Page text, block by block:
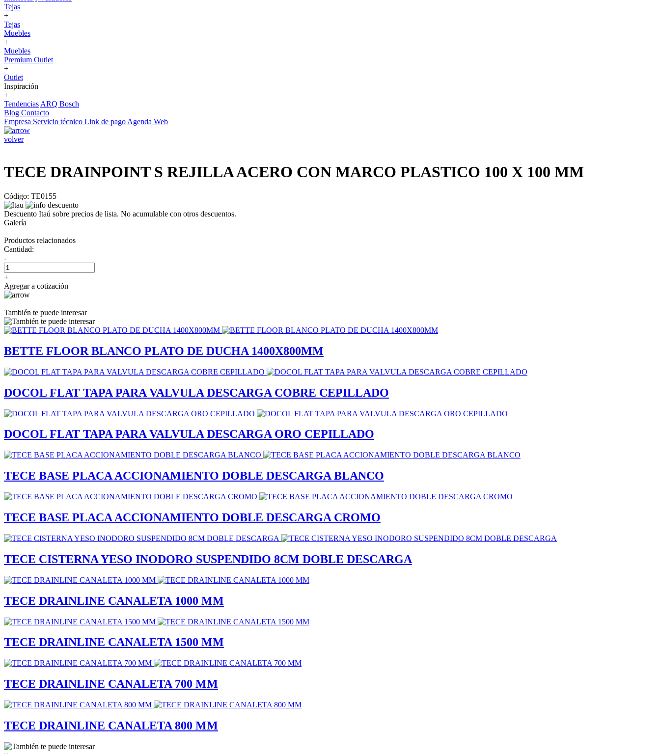
Tejas
+
Tejas
Muebles
+
Muebles
Premium Outlet
+
Outlet
Inspiración
+
Tendencias ARQ Bosch
Blog Contacto
Empresa Servicio técnico Link de pago Agenda Web
volver
TECE DRAINPOINT S REJILLA ACERO CON MARCO PLASTICO 100 X 100 MM
Código: TE0155
Descuento Itaú sobre precios de lista. No acumulable con otros descuentos.
Galería
Productos relacionados
Cantidad:
-
+
Agregar a cotización
También te puede interesar
BETTE FLOOR BLANCO PLATO DE DUCHA 1400X800MM
DOCOL FLAT TAPA PARA VALVULA DESCARGA COBRE CEPILLADO
DOCOL FLAT TAPA PARA VALVULA DESCARGA ORO CEPILLADO
TECE BASE PLACA ACCIONAMIENTO DOBLE DESCARGA BLANCO
TECE BASE PLACA ACCIONAMIENTO DOBLE DESCARGA CROMO
TECE CISTERNA YESO INODORO SUSPENDIDO 8CM DOBLE DESCARGA
TECE DRAINLINE CANALETA 1000 MM
TECE DRAINLINE CANALETA 1500 MM
TECE DRAINLINE CANALETA 700 MM
TECE DRAINLINE CANALETA 800 MM